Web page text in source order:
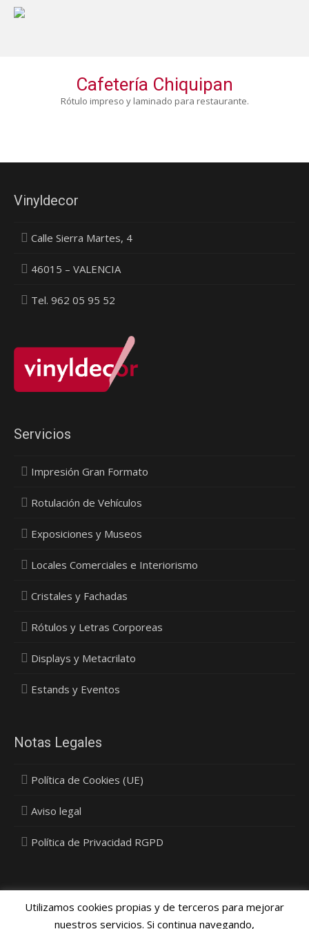
Cafetería Chiquipan
Rótulo impreso y laminado para restaurante.
Vinyldecor
Calle Sierra Martes, 4
46015 – VALENCIA
Tel. 962 05 95 52
Servicios
Impresión Gran Formato
Rotulación de Vehículos
Exposiciones y Museos
Locales Comerciales e Interiorismo
Cristales y Fachadas
Rótulos y Letras Corporeas
Displays y Metacrilato
Estands y Eventos
Notas Legales
Política de Cookies (UE)
Aviso legal
Política de Privacidad RGPD
Utilizamos cookies propias y de terceros para mejorar
nuestros servicios. Si continua navegando,